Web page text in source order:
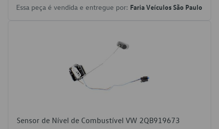
Essa peça é vendida e entregue por: Faria Veículos São Paulo
Sensor de Nível de Combustível VW 2QB919673